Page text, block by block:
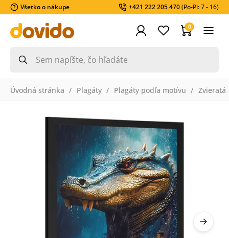
Všetko o nákupe +421 222 205 470(Po-Pi: 7 - 16)
0
Úvodná stránka Plagáty Plagáty podľa motívu Zvieratá